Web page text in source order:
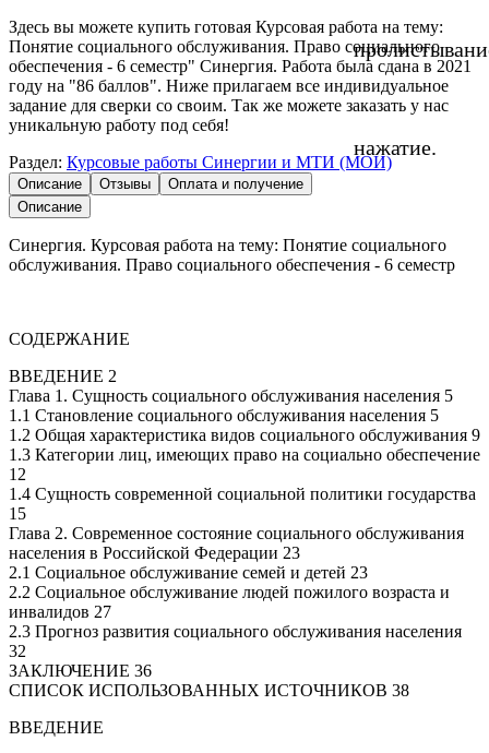
нажатие.
Здесь вы можете купить готовая Курсовая работа на тему:
Понятие социального обслуживания. Право социального
обеспечения - 6 семестр" Синергия. Работа была сдана в 2021
году на "86 баллов". Ниже прилагаем все индивидуальное
задание для сверки со своим. Так же можете заказать у нас
уникальную работу под себя!
Раздел: Курсовые работы Синергии и МТИ (МОИ)
Описание Отзывы
Оплата и получение
Описание
Синергия. Курсовая работа на тему: Понятие социального
обслуживания. Право социального обеспечения - 6 семестр
СОДЕРЖАНИЕ
ВВЕДЕНИЕ 2
Глава 1. Сущность социального обслуживания населения 5
1.1 Становление социального обслуживания населения 5
1.2 Общая характеристика видов социального обслуживания 9
1.3 Категории лиц, имеющих право на социально обеспечение
12
1.4 Сущность современной социальной политики государства
15
Глава 2. Современное состояние социального обслуживания
населения в Российской Федерации 23
2.1 Социальное обслуживание семей и детей 23
2.2 Социальное обслуживание людей пожилого возраста и
инвалидов 27
2.3 Прогноз развития социального обслуживания населения
32
ЗАКЛЮЧЕНИЕ 36
СПИСОК ИСПОЛЬЗОВАННЫХ ИСТОЧНИКОВ 38
ВВЕДЕНИЕ